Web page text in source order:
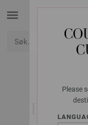
Please